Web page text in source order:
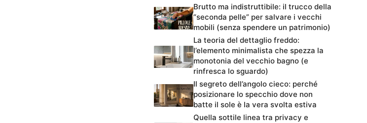
Brutto ma indistruttibile: il trucco della
“seconda pelle” per salvare i vecchi
mobili (senza spendere un patrimonio)
La teoria del dettaglio freddo:
l’elemento minimalista che spezza la
monotonia del vecchio bagno (e
rinfresca lo sguardo)
Il segreto dell’angolo cieco: perché
posizionare lo specchio dove non
batte il sole è la vera svolta estiva
Quella sottile linea tra privacy e